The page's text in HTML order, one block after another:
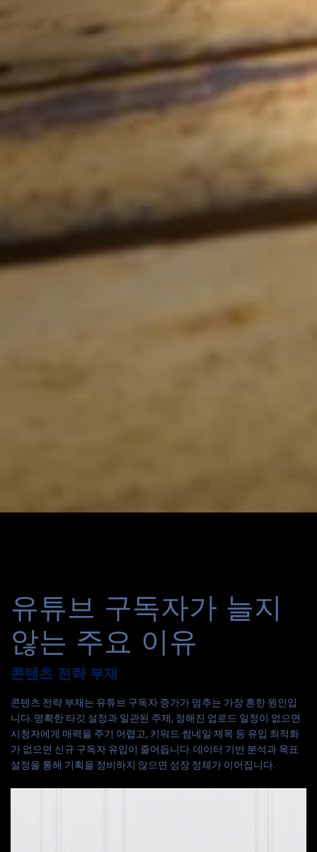
유튜브 구독자가 늘지
않는 주요 이유
콘텐츠 전략 부재
콘텐츠 전략 부재는 유튜브 구독자 증가가 멈추는 가장 흔한 원인입
니다. 명확한 타깃 설정과 일관된 주제, 정해진 업로드 일정이 없으면
시청자에게 매력을 주기 어렵고, 키워드·썸네일·제목 등 유입 최적화
가 없으면 신규 구독자 유입이 줄어듭니다. 데이터 기반 분석과 목표
설정을 통해 기획을 정비하지 않으면 성장 정체가 이어집니다.